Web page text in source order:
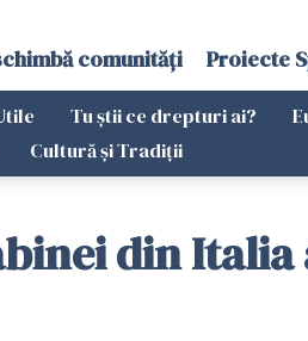
comunități Proiecte
Tu știi ce drepturi ai?
Cultură și Tradiții
din Italia